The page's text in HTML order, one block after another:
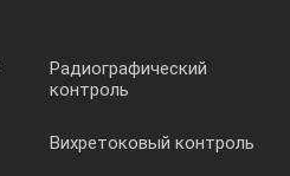
Радиографический
контроль
Вихретоковый контроль